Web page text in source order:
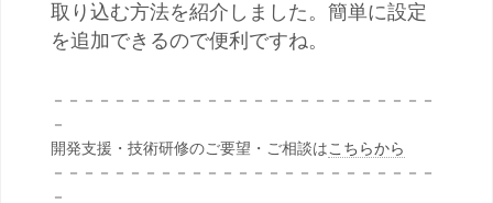
取り込む方法を紹介しました。簡単に設定
を追加できるので便利ですね。
－－－－－－－－－－－－－－－－－－－－－－－－－
－
開発支援・技術研修のご要望・ご相談はこちらから
－－－－－－－－－－－－－－－－－－－－－－－－－
－